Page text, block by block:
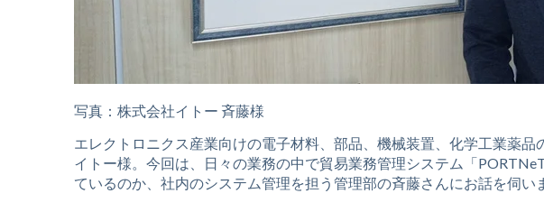
写真：株式会社イトー 斉藤様
エレクトロニクス産業向けの電子材料、部品、機械装置、化学工業薬
イトー様。今回は、日々の業務の中で貿易業務管理システム「
ているのか、社内のシステム管理を担う管理部の斉藤さんにお話を伺い